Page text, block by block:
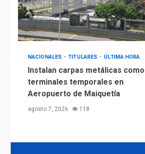
NACIONALES TITULARES ÚLTIMA HORA
Instalan carpas metálicas como
terminales temporales en
Aeropuerto de Maiquetía
agosto 7, 2026 118